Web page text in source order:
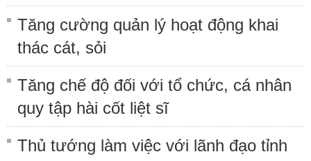
Tăng cường quản lý hoạt động khai
thác cát, sỏi
Tăng chế độ đối với tổ chức, cá nhân
quy tập hài cốt liệt sĩ
Thủ tướng làm việc với lãnh đạo tỉnh